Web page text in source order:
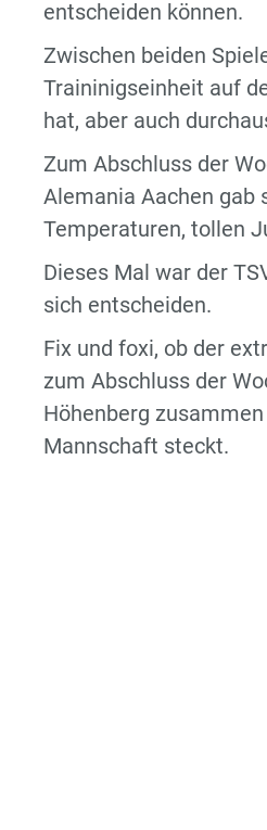
entscheiden können.
Zwischen beiden
Traininigseinheit auf
hat, aber auch
Zum Abschluss der
Alemania Aachen gab
Temperaturen, tollen
Dieses Mal war der
sich entscheiden.
Fix und foxi, ob der
zum Abschluss der
Höhenberg
Mannschaft steckt.